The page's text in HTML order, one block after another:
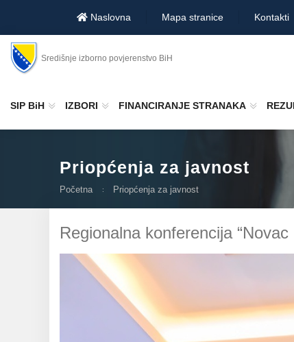
Naslovna Mapa stranice Kontakti
Središnje izborno povjerenstvo BiH
SIP BiH IZBORI FINANCIRANJE STRANAKA
Priopćenja za javnost
Početna Priopćenja za javnost
Regionalna konferencija